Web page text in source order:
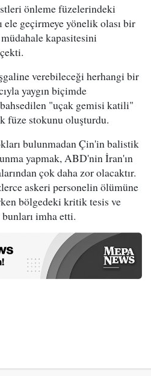
önleme füzelerindeki
geçirmeye yönelik olası bir
kapasitesini
verebileceği herhangi bir
yaygın biçimde
"uçak gemisi katili"
füze stokunu oluşturdu.
bulunmadan Çin'in balistik
yapmak, ABD'nin İran'ın
çok daha zor olacaktır.
askeri personelin ölümüne
bölgedeki kritik tesis ve
imha etti.